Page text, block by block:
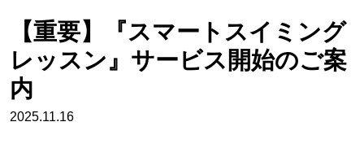
【重要】『スマートスイミング
レッスン』サービス開始のご案
内
2025.11.16